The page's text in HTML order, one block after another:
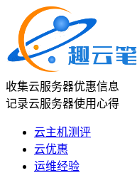
收集云服务器优惠信息
记录云服务器使用心得
云主机测评
云优惠
运维经验